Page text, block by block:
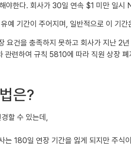
한다. 회사가 30일 연속 $1 미만 일
기간이 주어지며, 일반적으로 이 기
건을 충족하지 못하고 회사가 지난 2
련하여 규칙 5810에 따라 직원 상장 폐
은?
할 수 있는데,
180일 연장 기간을 잃게 되지만 주